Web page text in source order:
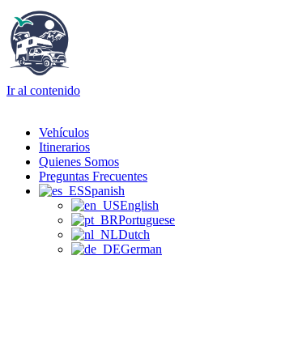
Ir al contenido
Vehículos
Itinerarios
Quienes Somos
Preguntas Frecuentes
Spanish
English
Portuguese
Dutch
German